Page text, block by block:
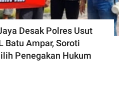
Desak Polres Usut
Batu Ampar, Soroti
Penegakan Hukum